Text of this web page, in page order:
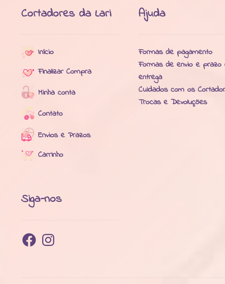
Cortadores da Lari
Início
Finalizar Compra
Minha conta
Contato
Envios e Prazos
Carrinho
Siga-nos
FacebookInstagram
Ajuda
Formas de pagamento
Formas de envio e prazo
entrega
Cuidados com os
Trocas e Devoluções